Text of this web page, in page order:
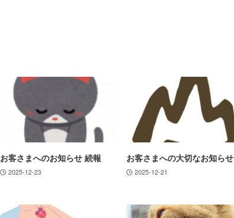
お客さまへのお知らせ 続報
2025-12-23
お客さまへの大切なお知らせ
2025-12-21